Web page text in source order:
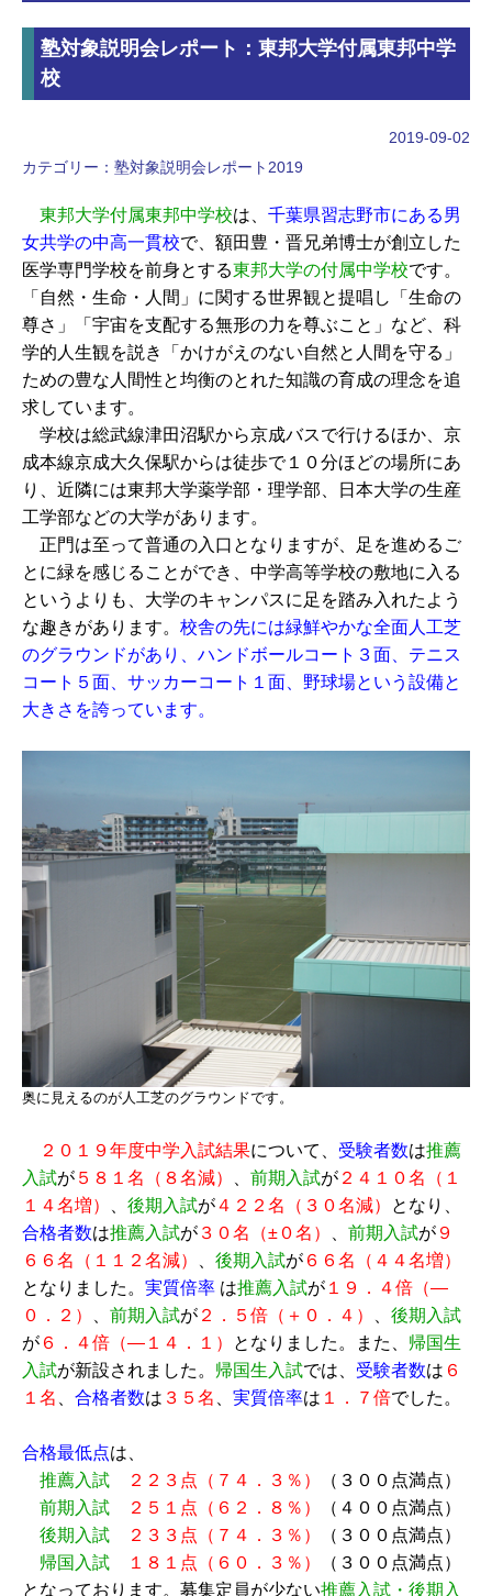
塾対象説明会レポート：東邦大学付属東邦中学
校
2019-09-02
カテゴリー： 塾対象説明会レポート2019
東邦大学付属東邦中学校は、 千葉県習志野市にある男
女共学の中高一貫校で、額田豊・晋兄弟博士が創立した
医学専門学校を前身とする東邦大学の付属中学校です。
「自然・生命・人間」に関する世界観と提唱し「生命の
尊さ」「宇宙を支配する無形の力を尊ぶこと」など、科
学的人生観を説き「かけがえのない自然と人間を守る」
ための豊な人間性と均衡のとれた知識の育成の理念を追
求しています。
学校は総武線津田沼駅から京成バスで行けるほか、京
成本線京成大久保駅からは徒歩で１０分ほどの場所にあ
り、近隣には東邦大学薬学部・理学部、日本大学の生産
工学部などの大学があります。
正門は至って普通の入口となりますが、足を進めるご
とに緑を感じることができ、中学高等学校の敷地に入る
というよりも、大学のキャンパスに足を踏み入れたよう
な趣きがあります。 校舎の先には緑鮮やかな全面人工芝
のグラウンドがあり、ハンドボールコート３面、テニス
コート５面、サッカーコート１面、野球場という設備と
大きさを誇っています。
奥に見えるのが人工芝のグラウンドです。
２０１９年度中学入試結果について、 受験者数は推薦
入試が ５８１名（８名減） 前期入試が ２４１０名（１
１４名増）
後期入試が４２２名（３０名減）
となり、
合格者数は推薦入試が ３０名（±０名） 前期入試が ９
６６名（１１２名減）
後期入試が ６６名（４４名増）
となりました。 実質倍率 は推薦入試が １９．４倍（―
０．２）
前期入試が ２．５倍（＋０．４）
後期入試
が ６．４倍（―１４．１） となりました。また、 帰国生
入試が新設されました。 帰国生入試では、 受験者数は ６
１名
合格者数は ３５名 実質倍率は １．７倍でした。
合格最低点は、
推薦入試
２２３点（７４．３％）
（３００点満点）
前期入試
２５１点（６２．８％）
（４００点満点）
後期入試
２３３点（７４．３％）
（３００点満点）
帰国入試
１８１点（６０．３％）
（３００点満点）
となっております。募集定員が少ない推薦入試・後期入